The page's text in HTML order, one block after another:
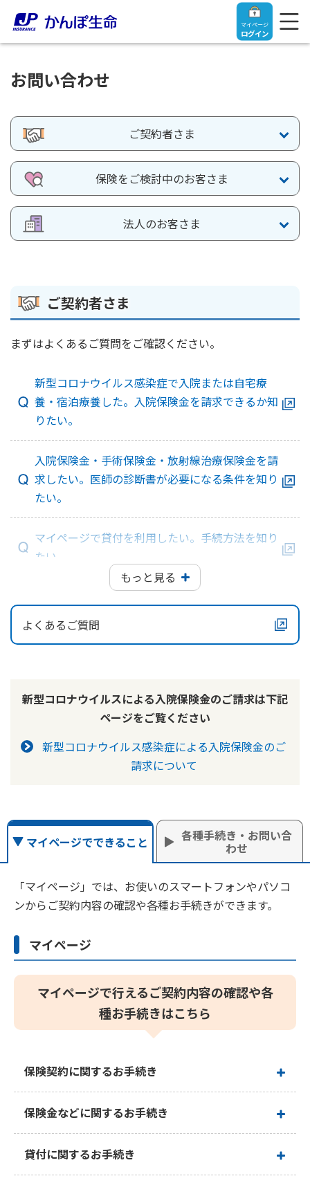
マイページ
ログイン
トップ
ご契約者さま
ご契約者さま
入院保険金・手術保険金のご請求
お手続き一覧
きっかけ・できごとから探す
マイページでできること
新規登録
ログイン
ご契約内容の確認
お客さまに関する情報等の確認の取り組み
かんぽプラチナライフサービス
保険用語集
お問い合わせ
保険をご検討中のお客さま
終身保険
定期保険
学資保険
長寿支援保険
お見積りシミュレーション
資料請求
保険の探し方のポイント
保険かんたん診断
保険料のお払込方法
保険用語集
ちら
法人のお客さま向け商品一覧
お役立ち情報
かんぽ生命の団体取扱い
法人向け資料請求
お問い合わせ先
かんぽのLifeサポートナビ
保険
医療
お金
ライフプラン
健康情報
かんぽアプリ～かんぽの健康と安心を手のひらに～
ラジオ体操・みんなの体操
ラジオ体操ポータルサイト
かんぽ生命について
ご挨拶
経営理念・経営戦略
会社概要
株主・投資家のみなさまへ
日本郵政グループとしての取り組み
かんぽブランド
かんぽジャンクション
お問い合わせ
サステナビリティ
株主・投資家のみなさまへ
採用情報
お問い合わせ
ご契約者さま
保険をご検討中のお客さま
法人のお客さま
ご契約者さま
まずはよくあるご質問をご確認ください。
新型コロナウイルス感染症で入院または自宅療
養・宿泊療養した。入院保険金を請求できるか知
りたい。
保険証券（保険証書）を再発行してほしい。手続
入院保険金・手術保険金・放射線治療保険金を請
求したい。医師の診断書が必要になる条件を知り
たい。
マイページで貸付を利用したい。手続方法を知り
たい。
返済が難しい。よい手だてを知りたい。
もっと見る
よくあるご質問
新型コロナウイルスによる入院保険金のご請求は下記
ページをご覧ください
新型コロナウイルス感染症による入院保険金のご
請求について
マイページでできること 各種手続き・お問い合
わせ
「マイページ」では、お使いのスマートフォンやパソコ
ンからご契約内容の確認や各種お手続きができます。
マイページ
マイページで行えるご契約内容の確認や各
種お手続きはこちら
保険契約に関するお手続き
保険金などに関するお手続き
貸付に関するお手続き